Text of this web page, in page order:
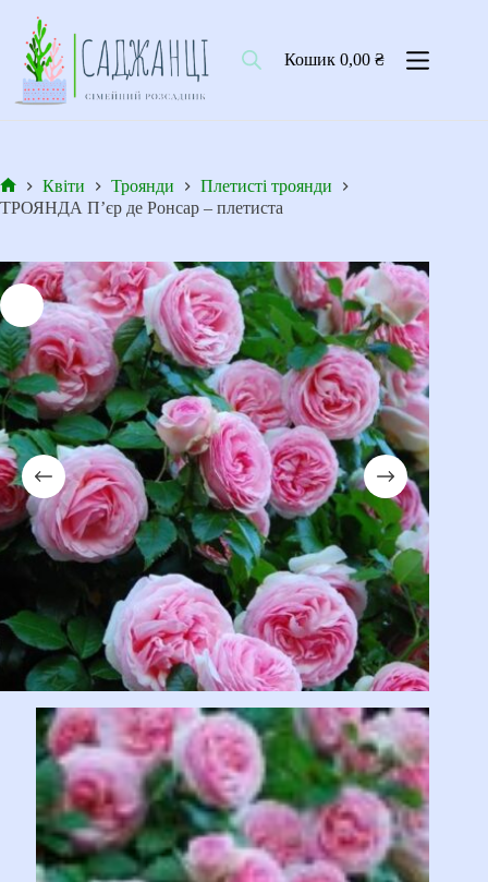
вмісту
Кошик0,00₴
Головна
Квіти Троянди
Плетисті троянди
ТРОЯНДА П’єр де Ронсар – плетиста